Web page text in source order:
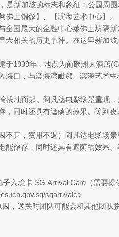
是新加坡的标志和象征；公园
佛士铜像】、【滨海艺术中心】。
全国最大的金融中心莱佛士坊隔
大相关的历史事件。在这里新
于1939年，地点为前欧洲大酒店
海口，与滨海湾毗邻。滨海艺术
拔地而起。阿凡达电影场景重
，同时还具有遮荫的效果。等到
不开，费用不退）阿凡达电影场
能储存，同时还具有遮荫的效果
入境卡 SG Arrival Card（需要提
sgarrivalca
，送关时团队可能会和其他团队